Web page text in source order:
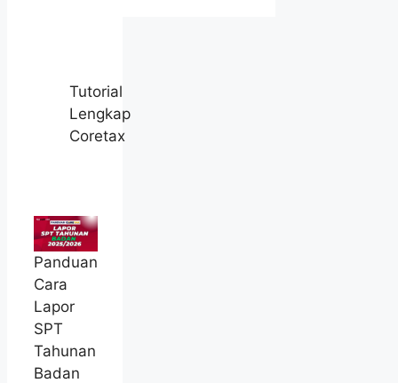
Tutorial
Lengkap
Coretax
Panduan
Cara
Lapor
SPT
Tahunan
Badan